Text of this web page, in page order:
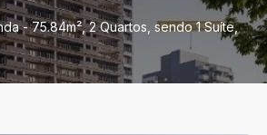
- 75.84m², 2 Quartos, sendo 1 Suíte,